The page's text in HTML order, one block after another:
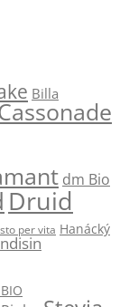
Billa
dm Bio
Druid
per vita Hanácký